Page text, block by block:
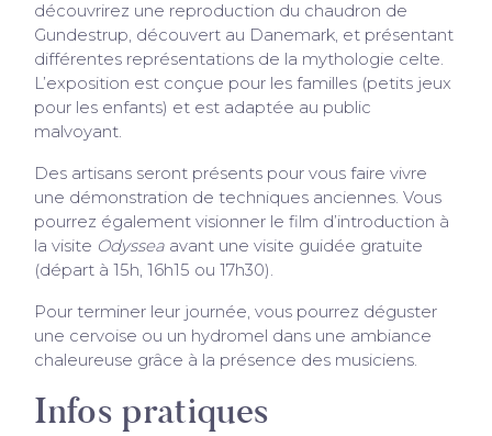
découvrirez une reproduction du chaudron de
Gundestrup, découvert au Danemark, et présentant
différentes représentations de la mythologie celte.
L’exposition est conçue pour les familles (petits jeux
pour les enfants) et est adaptée au public
malvoyant.
Des artisans seront présents pour vous faire vivre
une démonstration de techniques anciennes. Vous
pourrez également visionner le film d’introduction à
la visite Odyssea avant une visite guidée gratuite
(départ à 15h, 16h15 ou 17h30).
Pour terminer leur journée, vous pourrez déguster
une cervoise ou un hydromel dans une ambiance
chaleureuse grâce à la présence des musiciens.
Infos pratiques